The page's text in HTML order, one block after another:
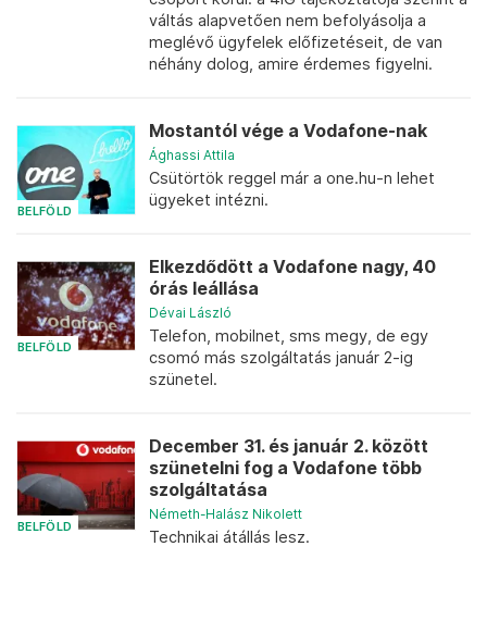
váltás alapvetően nem befolyásolja a
meglévő ügyfelek előfizetéseit, de van
néhány dolog, amire érdemes figyelni.
BELFÖLD
Mostantól vége a Vodafone-nak
Ághassi Attila
Csütörtök reggel már a one.hu-n lehet
ügyeket intézni.
BELFÖLD
Elkezdődött a Vodafone nagy, 40
órás leállása
Dévai László
Telefon, mobilnet, sms megy, de egy
csomó más szolgáltatás január 2-ig
szünetel.
BELFÖLD
December 31. és január 2. között
szünetelni fog a Vodafone több
szolgáltatása
Németh-Halász Nikolett
Technikai átállás lesz.